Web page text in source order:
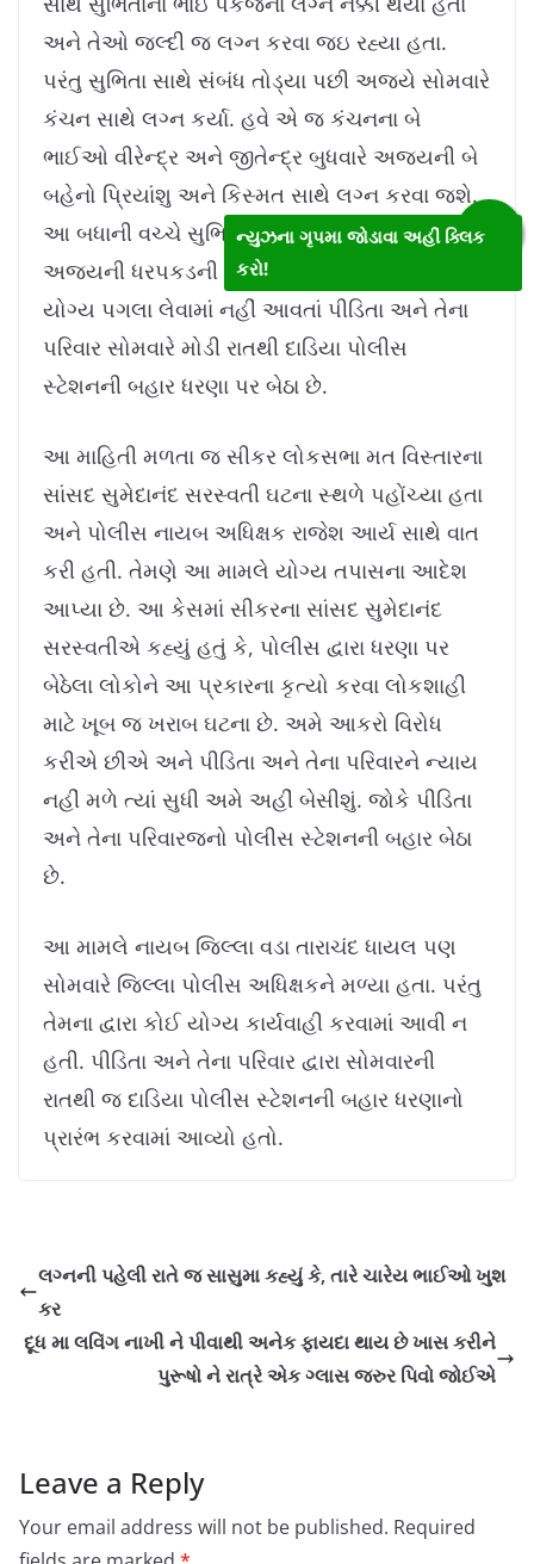
અને તેઓ જલ્દી જ લગ્ન કરવા જઇ રહ્યા હતા.
પરંતુ સુભિતા સાથે સંબંધ તોડ્યા પછી અજયે સોમવારે
કંચન સાથે લગ્ન કર્યા. હવે એ જ કંચનના બે
ભાઈઓ વીરેન્દ્ર અને જીતેન્દ્ર બુધવારે અજયની બે
બહેનો પ્રિયાંશુ અને કિસ્મત સાથે લગ્ન કરવા જશે.
આ બધાની વચ્ચે સુભિતાનો પરિવાર અને ગ્રામજનો
અજયની ધરપકડની માંગ પર અડગ છે. પોલીસ દ્વારા
યોગ્ય પગલા લેવામાં નહીં આવતાં પીડિતા અને તેના
પરિવાર સોમવારે મોડી રાતથી દાડિયા પોલીસ
સ્ટેશનની બહાર ધરણા પર બેઠા છે.
આ માહિતી મળતા જ સીકર લોકસભા મત વિસ્તારના
સાંસદ સુમેદાનંદ સરસ્વતી ઘટના સ્થળે પહોંચ્યા હતા
અને પોલીસ નાયબ અધિક્ષક રાજેશ આર્ય સાથે વાત
કરી હતી. તેમણે આ મામલે યોગ્ય તપાસના આદેશ
આપ્યા છે. આ કેસમાં સીકરના સાંસદ સુમેદાનંદ
સરસ્વતીએ કહ્યું હતું કે, પોલીસ દ્વારા ધરણા પર
બેઠેલા લોકોને આ પ્રકારના કૃત્યો કરવા લોકશાહી
માટે ખૂબ જ ખરાબ ઘટના છે. અમે આકરો વિરોધ
કરીએ છીએ અને પીડિતા અને તેના પરિવારને ન્યાય
નહીં મળે ત્યાં સુધી અમે અહીં બેસીશું. જોકે પીડિતા
અને તેના પરિવારજનો પોલીસ સ્ટેશનની બહાર બેઠા
છે.
આ મામલે નાયબ જિલ્લા વડા તારાચંદ ધાયલ પણ
સોમવારે જિલ્લા પોલીસ અધિક્ષકને મળ્યા હતા. પરંતુ
તેમના દ્વારા કોઈ યોગ્ય કાર્યવાહી કરવામાં આવી ન
હતી. પીડિતા અને તેના પરિવાર દ્વારા સોમવારની
રાતથી જ દાડિયા પોલીસ સ્ટેશનની બહાર ધરણાનો
પ્રારંભ કરવામાં આવ્યો હતો.
લગ્નની પહેલી રાતે જ સાસુમા કહ્યું કે, તારે ચારેય ભાઈઓ ખુશ
કર
દૂધ મા લવિંગ નાખી ને પીવાથી અનેક ફાયદા થાય છે ખાસ કરીને
પુરૂષો ને રાત્રે એક ગ્લાસ જરુર પિવો જોઈએ
Leave a Reply
Your email address will not be published. Required
ન્યુઝના ગૃપમા જોડાવા અહીં ક્લિક
કરો!